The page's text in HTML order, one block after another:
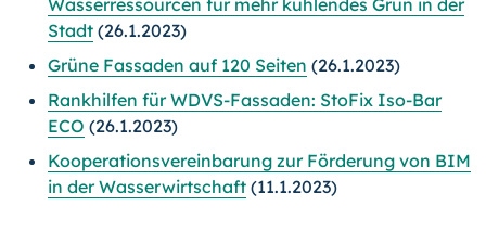
Wasserressourcen für mehr kühlendes Grün in der
Stadt (26.1.2023)
Grüne Fassaden auf 120 Seiten (26.1.2023)
Rankhilfen für WDVS-Fassaden: StoFix Iso-Bar
ECO (26.1.2023)
Kooperationsvereinbarung zur Förderung von BIM
in der Wasserwirtschaft (11.1.2023)